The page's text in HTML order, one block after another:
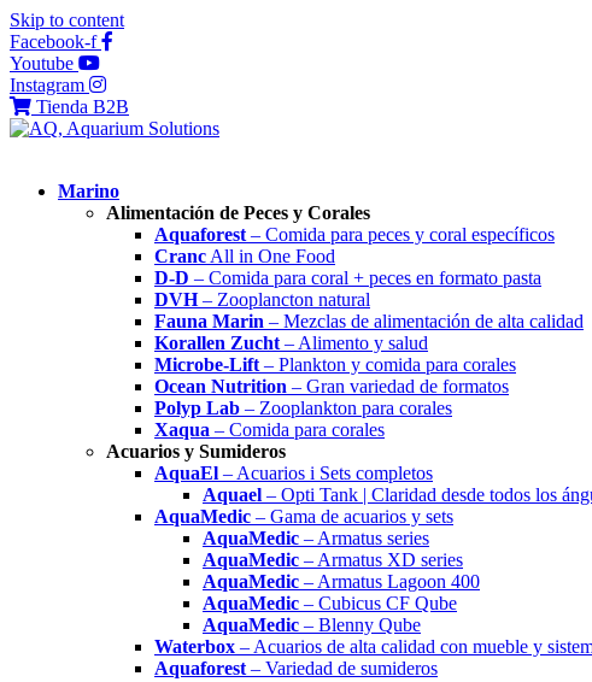
Skip to content
Facebook-f
Youtube
Instagram
Tienda B2B
Marino
Alimentación de Peces y Corales
Aquaforest – Comida para peces y coral específicos
Cranc All in One Food
D-D – Comida para coral + peces en formato pasta
DVH– Zooplancton natural
Fauna Marin – Mezclas de alimentación de alta calidad
Korallen Zucht – Alimento y salud
Microbe-Lift – Plankton y comida para corales
Ocean Nutrition – Gran variedad de formatos
Polyp Lab – Zooplankton para corales
Xaqua – Comida para corales
Acuarios y Sumideros
AquaEl – Acuarios i Sets completos
Aquael – Opti Tank | Claridad desde todos los
AquaMedic – Gama de acuarios y sets
AquaMedic – Armatus series
AquaMedic – Armatus XD series
AquaMedic – Armatus Lagoon 400
AquaMedic – Cubicus CF Qube
AquaMedic – Blenny Qube
Waterbox – Acuarios de alta calidad con mueble y
Aquaforest – Variedad de sumideros